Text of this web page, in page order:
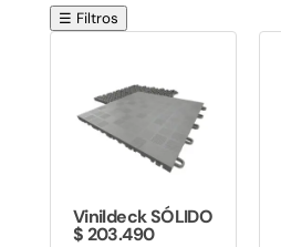
☰ Filtros
Vinildeck SÓLIDO
$ 203.490